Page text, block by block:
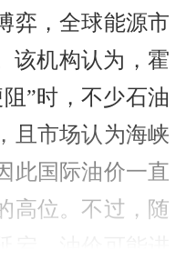
弈，全球能源市
该机构认为，霍
”时，不少石油
且市场认为海峡
此国际油价一直
高位。不过，随
宕，油价可能进